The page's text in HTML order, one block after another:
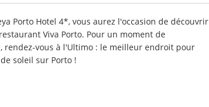
Porto Hotel 4*, vous aurez l'occasion de découvrir
Viva Porto. Pour un moment de
rendez-vous à l'Ultimo : le meilleur endroit pour
soleil sur Porto !